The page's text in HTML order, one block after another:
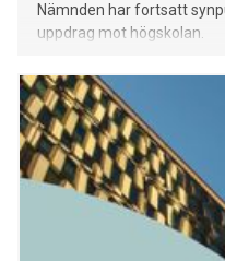
Nämnden har fortsatt
uppdrag mot högskolan.